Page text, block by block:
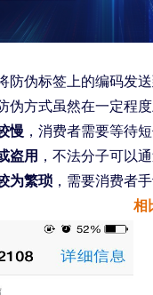
防伪标签上的编码发
伪方式虽然在一定程
慢 ，消费者需要等待
盗用 ，不法分子可以
为繁琐 ，需要消费者
相